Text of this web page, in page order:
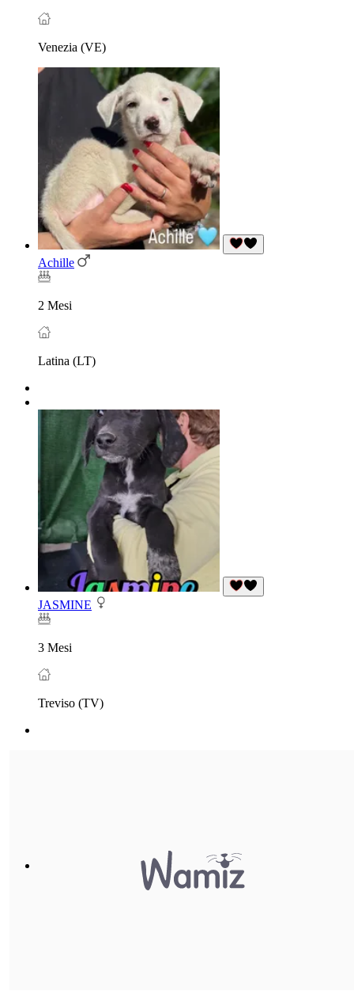
Venezia (VE)
Achille
2 Mesi
Latina (LT)
JASMINE
3 Mesi
Treviso (TV)